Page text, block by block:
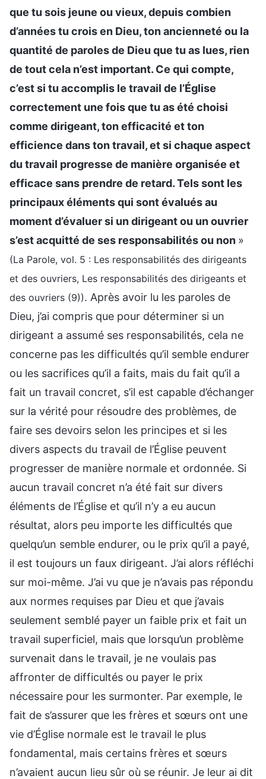
que tu sois jeune ou vieux, depuis combien
d’années tu crois en Dieu, ton ancienneté ou la
quantité de paroles de Dieu que tu as lues, rien
de tout cela n’est important. Ce qui compte,
c’est si tu accomplis le travail de l’Église
correctement une fois que tu as été choisi
comme dirigeant, ton efficacité et ton
efficience dans ton travail, et si chaque aspect
du travail progresse de manière organisée et
efficace sans prendre de retard. Tels sont les
principaux éléments qui sont évalués au
moment d’évaluer si un dirigeant ou un ouvrier
s’est acquitté de ses responsabilités ou non »
(La Parole, vol. 5 : Les responsabilités des dirigeants
et des ouvriers, Les responsabilités des dirigeants et
des ouvriers (9)). Après avoir lu les paroles de
Dieu, j’ai compris que pour déterminer si un
dirigeant a assumé ses responsabilités, cela ne
concerne pas les difficultés qu’il semble endurer
ou les sacrifices qu’il a faits, mais du fait qu’il a
fait un travail concret, s’il est capable d’échanger
sur la vérité pour résoudre des problèmes, de
faire ses devoirs selon les principes et si les
divers aspects du travail de l’Église peuvent
progresser de manière normale et ordonnée. Si
aucun travail concret n’a été fait sur divers
éléments de l’Église et qu’il n’y a eu aucun
résultat, alors peu importe les difficultés que
quelqu’un semble endurer, ou le prix qu’il a payé,
il est toujours un faux dirigeant. J’ai alors réfléchi
sur moi-même. J’ai vu que je n’avais pas répondu
aux normes requises par Dieu et que j’avais
seulement semblé payer un faible prix et fait un
travail superficiel, mais que lorsqu’un problème
survenait dans le travail, je ne voulais pas
affronter de difficultés ou payer le prix
nécessaire pour les surmonter. Par exemple, le
fait de s’assurer que les frères et sœurs ont une
vie d’Église normale est le travail le plus
fondamental, mais certains frères et sœurs
n’avaient aucun lieu sûr où se réunir. Je leur ai dit